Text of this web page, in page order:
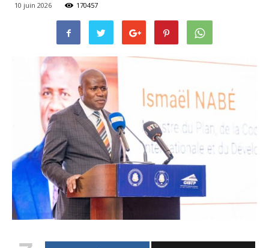
10 juin 2026 170457